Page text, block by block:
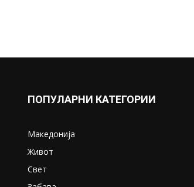
ПОПУЛАРНИ КАТЕГОРИИ
Македонија
Живот
Свет